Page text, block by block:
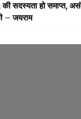
सदस्यता हो समाप्त,
– जयराम